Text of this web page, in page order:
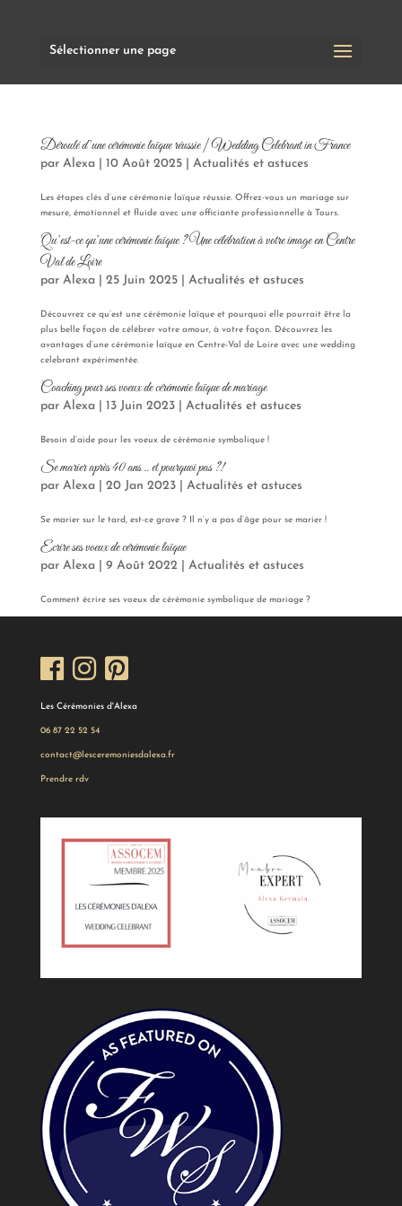
Sélectionner une page
Déroulé d’une cérémonie laïque réussie | Wedding Celebrant in France
par Alexa| 10 Août 2025| Actualités et astuces
Les étapes clés d’une cérémonie laïque réussie. Offrez-vous un mariage sur
mesure, émotionnel et fluide avec une officiante professionnelle à Tours.
Qu’est-ce qu’une cérémonie laïque ? Une célébration à votre image en Centre
Val de Loire
par Alexa| 25 Juin 2025| Actualités et astuces
Découvrez ce qu’est une cérémonie laïque et pourquoi elle pourrait être la
plus belle façon de célébrer votre amour, à votre façon. Découvrez les
avantages d’une cérémonie laïque en Centre-Val de Loire avec une wedding
celebrant expérimentée.
Coaching pour ses voeux de cérémonie laïque de mariage
par Alexa| 13 Juin 2023| Actualités et astuces
Besoin d’aide pour les voeux de cérémonie symbolique !
Se marier après 40 ans .. et pourquoi pas ?!
par Alexa| 20 Jan 2023| Actualités et astuces
Se marier sur le tard, est-ce grave ? Il n’y a pas d’âge pour se marier !
Ecrire ses voeux de cérémonie laïque
par Alexa| 9 Août 2022 Actualités et astuces
Comment écrire ses voeux de cérémonie symbolique de mariage ?
Les Cérémonies d'Alexa
06 87 22 52 54
contact@lesceremoniesdalexa.fr
Prendre rdv